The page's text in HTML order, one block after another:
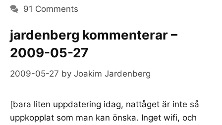
91 Comments
jardenberg kommenterar –
2009-05-27
2009-05-27 by Joakim Jardenberg
[bara liten uppdatering idag, nattåget är inte så
uppkopplat som man kan önska. Inget wifi, och